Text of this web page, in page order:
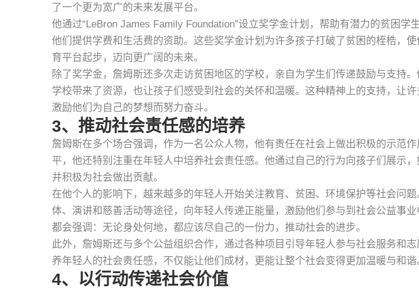
了一个更为宽广的未来发展平台。
他通过“LeBron James Family Foundation”设立奖学金计划，帮助有潜力的贫困学
他们提供学费和生活费的资助。这些奖学金计划为许多孩子打破了贫困的桎梏，
育平台起步，迈向更广阔的未来。
除了奖学金，詹姆斯还多次走访贫困地区的学校，亲自为学生们传递鼓励与支持
学校带来了资源，也让孩子们感受到社会的关怀和温暖。这种精神上的支持，让许
激励他们为自己的梦想而努力奋斗。
3、推动社会责任感的培养
詹姆斯在多个场合强调，作为一名公众人物，他有责任在社会上做出积极的示范
平，他还特别注重在年轻人中培养社会责任感。他通过自己的行为向孩子们展示，
并积极为社会做出贡献。
在他个人的影响下，越来越多的年轻人开始关注教育、贫困、环境保护等社会问
体、演讲和慈善活动等途径，向年轻人传递正能量，激励他们参与到社会公益事
都会强调：无论身处何地，都应该尽自己的一份力，推动社会的进步。
此外，詹姆斯还与多个公益组织合作，通过各种项目引导年轻人参与社会服务和
养年轻人的社会责任感，不仅能让他们成材，更能让整个社会变得更加温暖与和谐
4、以行动传递社会价值